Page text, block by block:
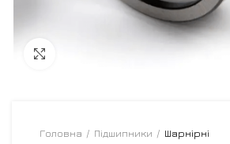
Головна Підшипники Шарнірні